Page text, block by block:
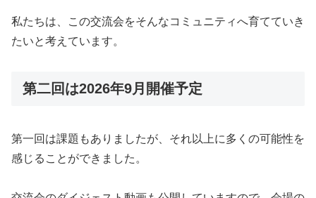
私たちは、この交流会をそんなコミュニティへ育てていき
たいと考えています。
第二回は2026年9月開催予定
第一回は課題もありましたが、それ以上に多くの可能性を
感じることができました。